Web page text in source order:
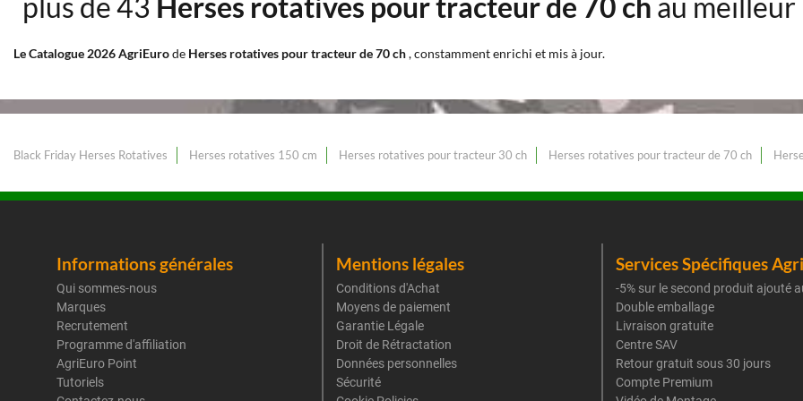
Le Catalogue 2026 AgriEurode Herses rotatives pour tracteur de 70 ch, constamment enrichi et mis à jour.
Black Friday Herses Rotatives Herses rotatives 150 cm Herses rotatives pour tracteur 30 ch Herses rotatives pour tracteur de 70 ch
Informations générales
Qui sommes-nous
Marques
Recrutement
Programme d'affiliation
AgriEuro Point
Tutoriels
Mentions légales
Conditions d'Achat
Moyens de paiement
Garantie Légale
Droit de Rétractation
Données personnelles
Sécurité
Services Spécifiques
-5% sur le second produit ajouté
Double emballage
Livraison gratuite
Centre SAV
Retour gratuit sous 30 jours
Compte Premium